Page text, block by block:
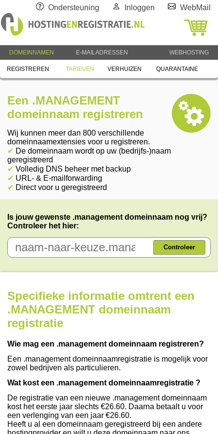
Ondersteuning Inloggen WebMail
DOMEINNAMEN E-MAILADRESSEN WEBHOSTING
REGISTREREN TARIEVEN VERHUIZEN QUARANTAINE
Een .MANAGEMENT
domeinnaam registreren
Wij kunnen meer dan 800 verschillende
domeinnaamextensies voor u registreren.
✔ De domeinnaam wordt op uw (bedrijfs-)naam
geregistreerd
✔ Volledig DNS beheer met backup
✔ URL- & E-mailforwarding
✔ Direct voor u geregistreerd
Is jouw gewenste .management domeinnaam nog vrij?
Controleer het hier:
Controleer
Specifieke informatie omtrent een
.MANAGEMENT domeinnaam
registratie
Wie mag een .management domeinnaam registreren?
Een .management domeinnaamregistratie is mogelijk voor
zowel bedrijven als particulieren.
Wat kost een .management domeinnaamregistratie ?
De registratie van een nieuwe .management domeinnaam
kost het eerste jaar slechts €26.60. Daarna betaalt u voor
een verlenging van een jaar €26.60.
Heeft u al een domeinnaam geregistreerd bij een andere